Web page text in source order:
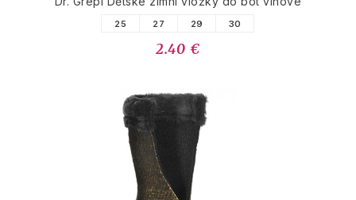
25 27 29 30
2.40 €